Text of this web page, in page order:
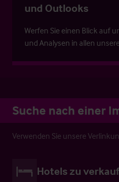
und Outlooks
Werfen Sie einen Blick auf
und Analysen in allen
Suche nach einer
Verwenden Sie unsere
Hotels zu